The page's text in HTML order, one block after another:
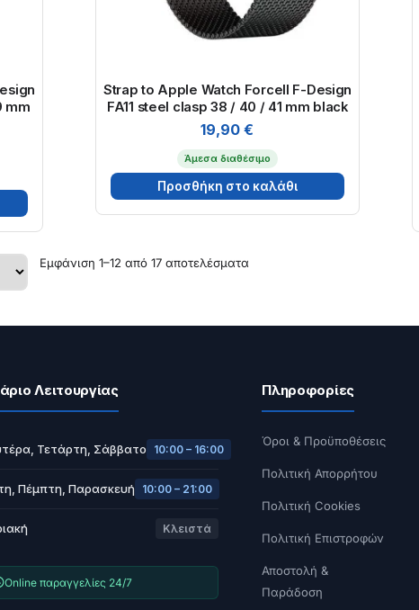
mm
Strap to Apple Watch Forcell F-Design
FA11 steel clasp 38 / 40 / 41 mm black
19,90€
Άμεσα διαθέσιμο
Προσθήκη στο καλάθι
Εμφάνιση 1–12 από 17 αποτελέσματα
Λειτουργίας
Τετάρτη, Σάββατο 10:00 – 16:00
Πέμπτη, Παρασκευή 10:00 – 21:00
Κλειστά
Online παραγγελίες 24/7
Πληροφορίες
Όροι & Προϋποθέσεις
Πολιτική Απορρήτου
Πολιτική Cookies
Πολιτική Επιστροφών
Αποστολή &
Παράδοση